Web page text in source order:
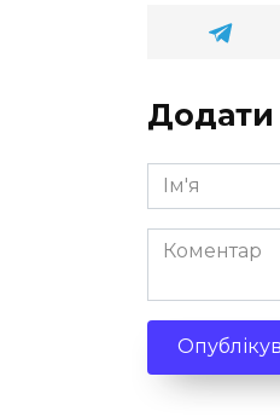
Додати
Ім'я
*
Коментар